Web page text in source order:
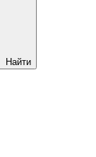
Найти